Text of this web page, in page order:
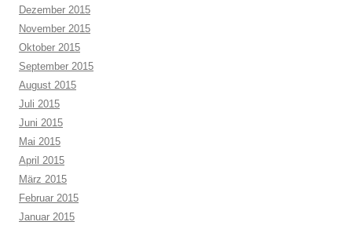
Dezember 2015
November 2015
Oktober 2015
September 2015
August 2015
Juli 2015
Juni 2015
Mai 2015
April 2015
März 2015
Februar 2015
Januar 2015